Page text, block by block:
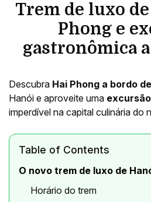
Trem de luxo
Phong e
gastronômica
Descubra Hai Phong a bordo
Hanói e aproveite uma
imperdível na capital culinária do
Table of Contents
O novo trem de luxo de
Horário do trem